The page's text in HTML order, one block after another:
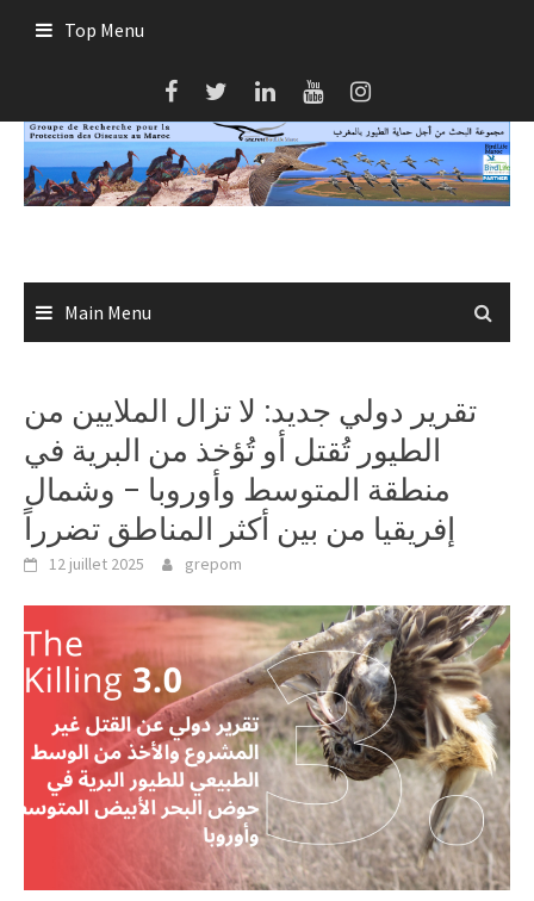
Top Menu
Main Menu
تقرير دولي جديد: لا تزال الملايين من
الطيور تُقتل أو تُؤخذ من البرية في
منطقة المتوسط وأوروبا – وشمال
إفريقيا من بين أكثر المناطق تضرراً
12 juillet 2025 grepom